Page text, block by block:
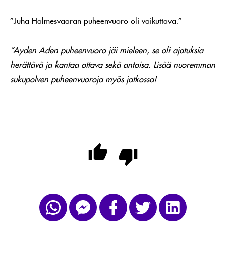
”Juha Halmesvaaran puheenvuoro oli vaikuttava.”
”Ayden Aden puheenvuoro jäi mieleen, se oli ajatuksia
herättävä ja kantaa ottava sekä antoisa. Lisää nuoremman
sukupolven puheenvuoroja myös jatkossa!